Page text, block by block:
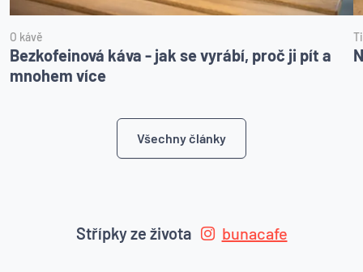
O kávě
Bezkofeinová káva - jak se vyrábí, proč ji pít a
mnohem více
Všechny články
Střípky ze života bunacafe